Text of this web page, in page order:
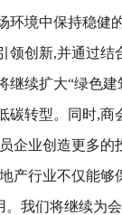
环境中保持稳健
领创新,并通过
续扩大“绿色
碳转型。同时,
企业创造更多的
产行业不仅能够
我们将继续为